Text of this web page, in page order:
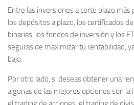
Entre las inversiones a corto plazo más
losdepósitos a plazo, loscertificados
binarias, losfondos de inversión y los
seguras de maximizar tu rentabilidad,
bajo.
Por otro lado, si deseas obtener una
algunas de las mejores opciones son la